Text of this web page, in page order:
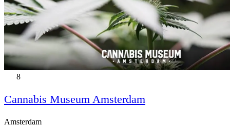
8
Cannabis Museum Amsterdam
Amsterdam